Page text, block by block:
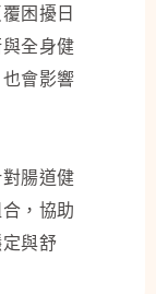
困擾日
全身健
會影響
腸道健
，協助
與舒